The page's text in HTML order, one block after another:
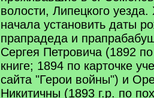
волости, Липецкого
начала установить даты
прапрадеда и
Сергея Петровича (1892
книге; 1894 по карточке
сайта "Герои войны") и
Никитичны (1893 г.р. по